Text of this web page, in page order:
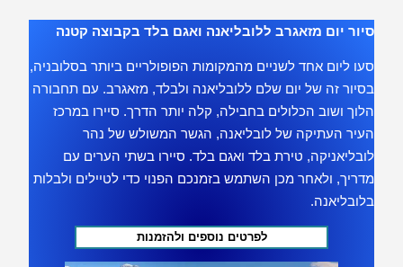
סיור יום מזאגרב ללובליאנה ואגם בלד בקבוצה קטנה
סעו ליום אחד לשניים מהמקומות הפופולריים ביותר בסלובניה,
בסיור זה של יום שלם ללובליאנה ולבלד, מזאגרב. עם תחבורה
הלוך ושוב הכלולים בחבילה, קלה יותר הדרך. סיירו במרכז
העיר העתיקה של לובליאנה, הגשר המשולש של נהר
לובליאניקה, טירת בלד ואגם בלד. סיירו בשתי הערים עם
מדריך, ולאחר מכן השתמש בזמנכם הפנוי כדי לטיילים ולבלות
בלובליאנה.
לפרטים נוספים ולהזמנות